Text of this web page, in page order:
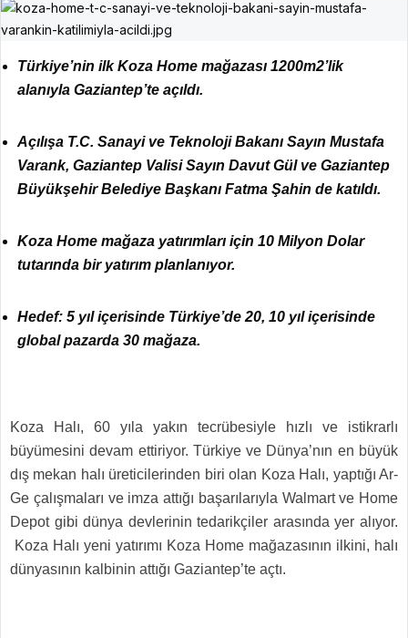
Türkiye’nin ilk Koza Home mağazası 1200m2’lik
alanıyla Gaziantep’te açıldı.
Açılışa T.C. Sanayi ve Teknoloji Bakanı Sayın Mustafa
Varank, Gaziantep Valisi Sayın Davut Gül ve Gaziantep
Büyükşehir Belediye Başkanı Fatma Şahin de katıldı.
Koza Home mağaza yatırımları için 10 Milyon Dolar
tutarında bir yatırım planlanıyor.
Hedef: 5 yıl içerisinde Türkiye’de 20, 10 yıl içerisinde
global pazarda 30 mağaza.
Koza Halı, 60 yıla yakın tecrübesiyle hızlı ve istikrarlı
büyümesini devam ettiriyor. Türkiye ve Dünya’nın en büyük
dış mekan halı üreticilerinden biri olan Koza Halı, yaptığı Ar-
Ge çalışmaları ve imza attığı başarılarıyla Walmart ve Home
Depot gibi dünya devlerinin tedarikçiler arasında yer alıyor.
Koza Halı yeni yatırımı Koza Home mağazasının ilkini, halı
dünyasının kalbinin attığı Gaziantep’te açtı.